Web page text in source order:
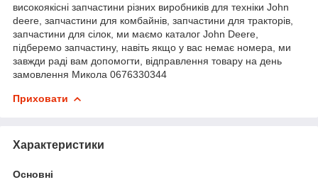
високоякісні запчастини різних виробників для техніки John
deere, запчастини для комбайнів, запчастини для тракторів,
запчастини для сілок, ми маємо каталог John Deere,
підберемо запчастину, навіть якщо у вас немає номера, ми
завжди раді вам допомогти, відправлення товару на день
замовлення Микола 0676330344
Приховати
Характеристики
Основні